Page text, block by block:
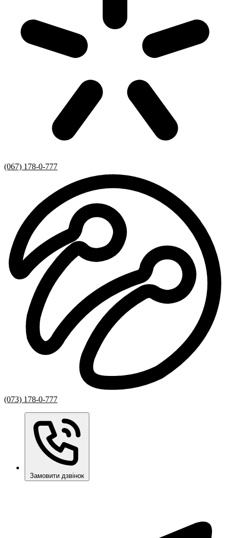
(067) 178-0-777
(073) 178-0-777
Замовити дзвінок